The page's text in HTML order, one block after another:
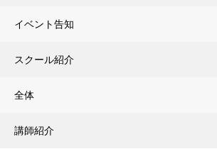
イベント告知
スクール紹介
全体
講師紹介